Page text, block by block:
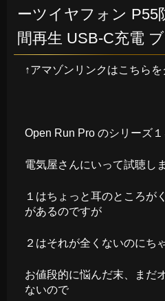
ーツイヤフォン P55
間再生 USB-C充電
↑アマゾンリンクはこちらを
Open Run Pro のシリーズ
電気屋さんにいって試聴し
１はちょっと耳のところが
があるのですが
２はそれが全くないのにち
お値段的に悩んだ末、まだ
ないので